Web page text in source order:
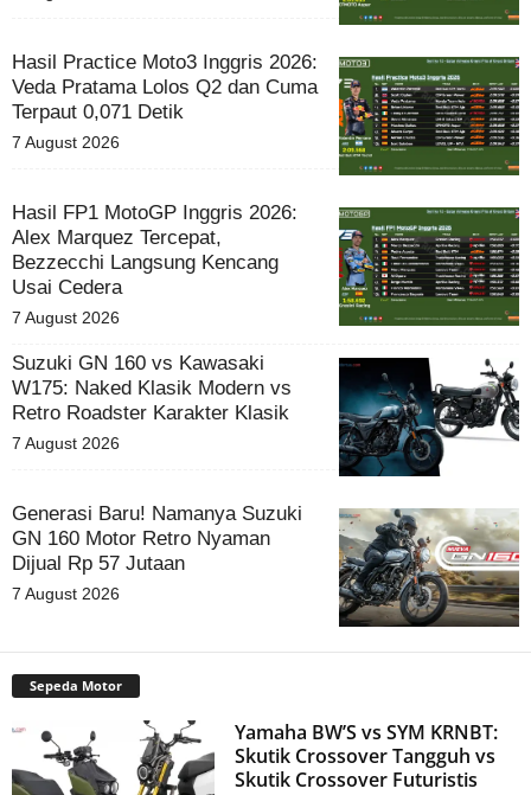
Hasil Practice Moto3 Inggris 2026:
Veda Pratama Lolos Q2 dan Cuma
Terpaut 0,071 Detik
7 August 2026
Hasil FP1 MotoGP Inggris 2026:
Alex Marquez Tercepat,
Bezzecchi Langsung Kencang
Usai Cedera
7 August 2026
Suzuki GN 160 vs Kawasaki
W175: Naked Klasik Modern vs
Retro Roadster Karakter Klasik
7 August 2026
Generasi Baru! Namanya Suzuki
GN 160 Motor Retro Nyaman
Dijual Rp 57 Jutaan
7 August 2026
Sepeda Motor
Yamaha BW’S vs SYM KRNBT:
Skutik Crossover Tangguh vs
Skutik Crossover Futuristis